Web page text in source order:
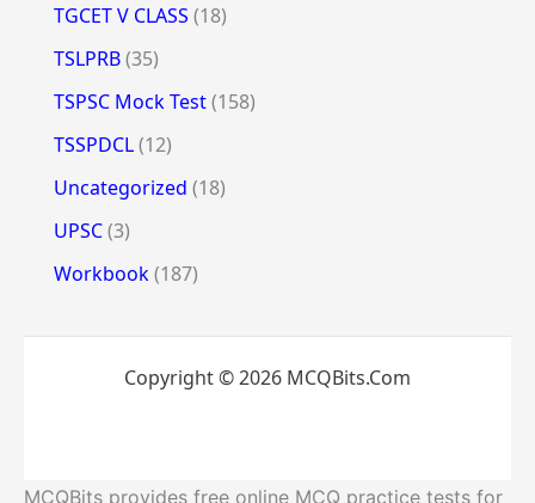
TGCET V CLASS (18)
TSLPRB(35)
TSPSC Mock Test(158)
TSSPDCL(12)
Uncategorized (18)
UPSC(3)
Workbook(187)
Copyright © 2026 MCQBits.Com
MCQBits provides free online MCQ practice tests for